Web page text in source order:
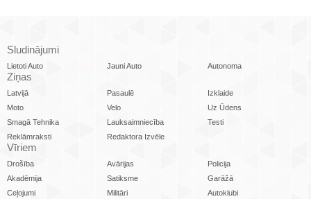
Sludinājumi
Lietoti Auto Jauni Auto Autonoma
Ziņas
Latvijā Pasaulē
Izklaide
Moto
Velo
Uz Ūdens
Smagā Tehnika
Lauksaimniecība
Testi
Reklāmraksti
Redaktora Izvēle
Vīriem
Drošība Avārijas
Policija
Akadēmija
Satiksme
Garāžā
Ceļojumi
Militāri
Autoklubi